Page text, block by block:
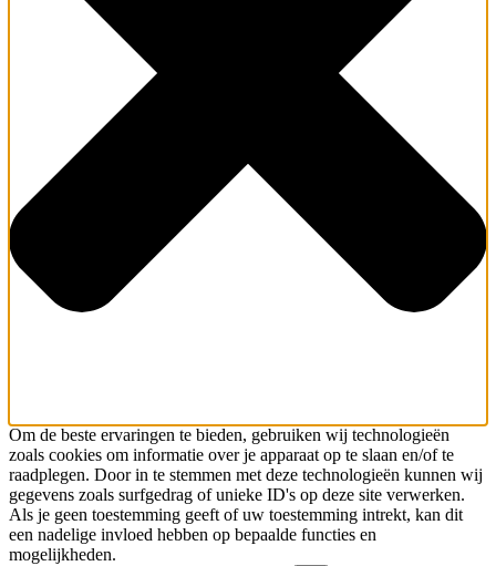
Om de beste ervaringen te bieden, gebruiken wij technologieën
zoals cookies om informatie over je apparaat op te slaan en/of te
raadplegen. Door in te stemmen met deze technologieën kunnen wij
gegevens zoals surfgedrag of unieke ID's op deze site verwerken.
Als je geen toestemming geeft of uw toestemming intrekt, kan dit
een nadelige invloed hebben op bepaalde functies en
mogelijkheden.